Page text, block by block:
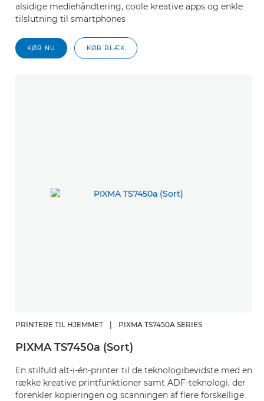
alsidige mediehåndtering, coole kreative apps og enkle
tilslutning til smartphones
KØB NU KØB BLÆK
PRINTERE TIL HJEMMET PIXMA TS7450A SERIES
PIXMA TS7450a (Sort)
En stilfuld alt-i-én-printer til de teknologibevidste med en
række kreative printfunktioner samt ADF-teknologi, der
forenkler kopieringen og scanningen af flere forskellige